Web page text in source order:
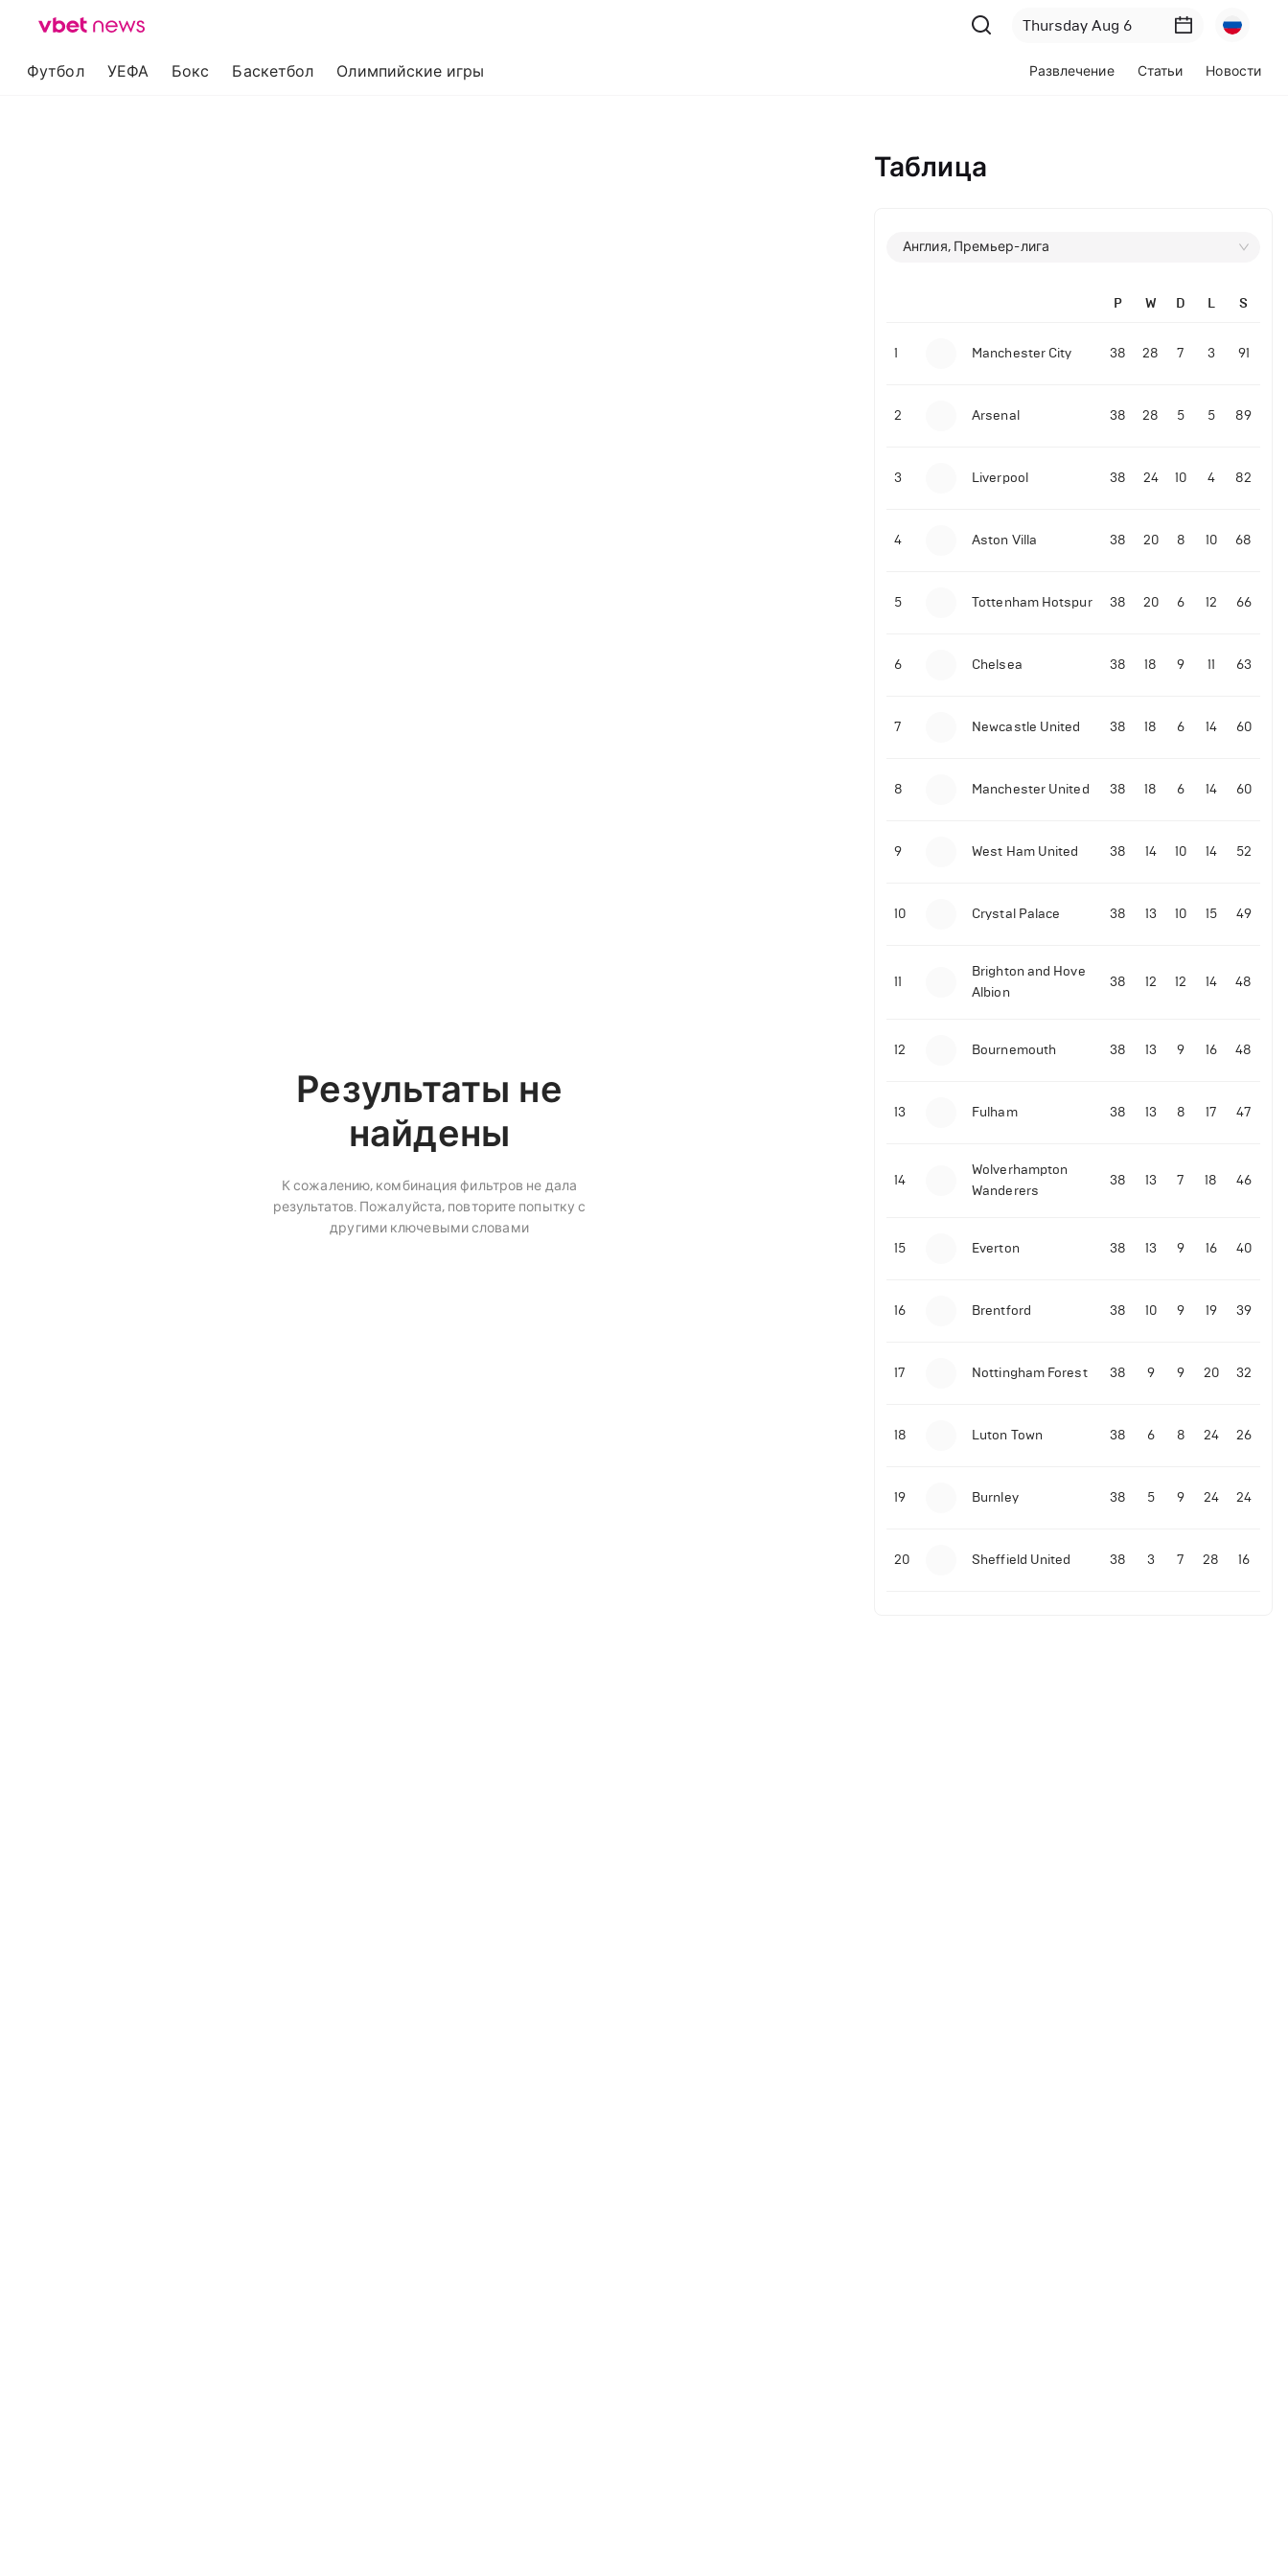
Футбол УЕФА Бокс Баскетбол Олимпийские игры Развлечение Статьи Новости
Результаты не
найдены
К сожалению, комбинация фильтров не дала
результатов. Пожалуйста, повторите попытку с
другими ключевыми словами
Таблица
Англия, Премьер-лига
P W D L S
1 Manchester City 38 28 7 3 91
2 Arsenal 38 28 5 5 89
3 Liverpool 38 24 10 4 82
4 Aston Villa 38 20 8 10 68
5 Tottenham Hotspur 38 20 6 12 66
6 Chelsea 38 18 9 11 63
7 Newcastle United 38 18 6 14 60
8 Manchester United 38 18 6 14 60
9 West Ham United 38 14 10 14 52
10 Crystal Palace 38 13 10 15 49
11
Brighton and Hove
Albion
38 12 12 14 48
12 Bournemouth 38 13 9 16 48
13 Fulham 38 13 8 17 47
14
Wolverhampton
Wanderers
38 13 7 18 46
15 Everton 38 13 9 16 40
16 Brentford 38 10 9 19 39
17 Nottingham Forest 38 9 9 20 32
18 Luton Town 38 6 8 24 26
19 Burnley 38 5 9 24 24
20 Sheffield United 38 3 7 28 16